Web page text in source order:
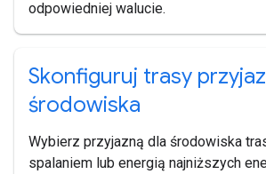
odpowiedniej walucie.
Skonfiguruj trasy
środowiska
Wybierz przyjazną dla środowiska
spalaniem lub energią najniższych